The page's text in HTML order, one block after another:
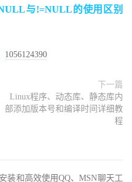
与!=NULL的使用区别
1056124390
下一篇
Linux程序、动态库、静态库内
部添加版本号和编译时间详细教
程
装和高效使用QQ、MSN聊天工